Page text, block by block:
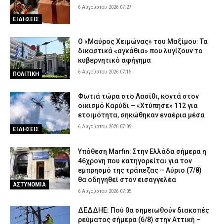
ΕΙΔΗΣΕΙΣ
6 Αυγούστου 2026 07:27
ΠΟΛΙΤΙΚΗ
Ο «Μαύρος Χειμώνας» του Μαξίμου: Τα
δικαστικά «αγκάθια» που λυγίζουν το
κυβερνητικό αφήγημα
6 Αυγούστου 2026 07:15
ΕΙΔΗΣΕΙΣ
Φωτιά τώρα στο Λασίθι, κοντά στον
οικισμό Καρύδι – «Χτύπησε» 112 για
ετοιμότητα, σηκώθηκαν εναέρια μέσα
6 Αυγούστου 2026 07:09
ΑΣΤΥΝΟΜΙΑ
Υπόθεση Marfin: Στην Ελλάδα σήμερα η
46χρονη που κατηγορείται για τον
εμπρησμό της τράπεζας – Αύριο (7/8)
θα οδηγηθεί στον εισαγγελέα
6 Αυγούστου 2026 07:05
ΔΕΔΔΗΕ: Πού θα σημειωθούν διακοπές
ρεύματος σήμερα (6/8) στην Αττική –